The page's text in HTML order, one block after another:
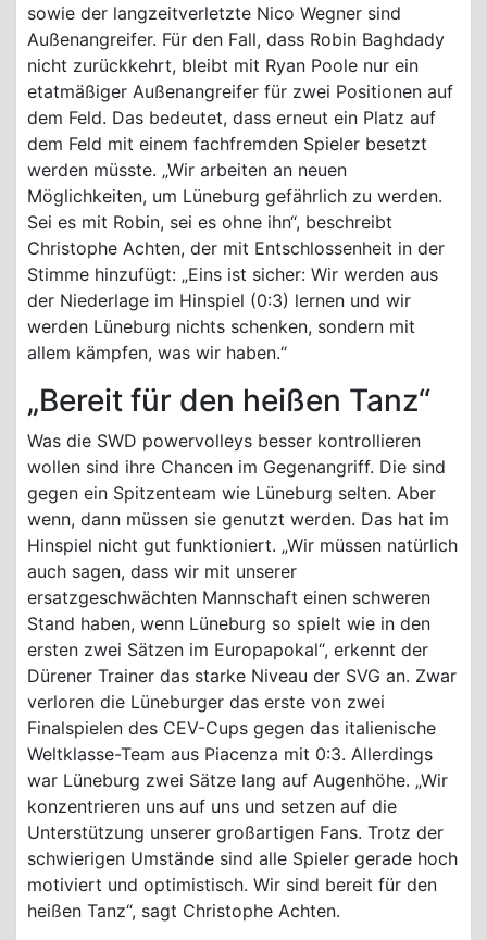
sowie der langzeitverletzte Nico Wegner sind
Außenangreifer. Für den Fall, dass Robin Baghdady
nicht zurückkehrt, bleibt mit Ryan Poole nur ein
etatmäßiger Außenangreifer für zwei Positionen auf
dem Feld. Das bedeutet, dass erneut ein Platz auf
dem Feld mit einem fachfremden Spieler besetzt
werden müsste. „Wir arbeiten an neuen
Möglichkeiten, um Lüneburg gefährlich zu werden.
Sei es mit Robin, sei es ohne ihn“, beschreibt
Christophe Achten, der mit Entschlossenheit in der
Stimme hinzufügt: „Eins ist sicher: Wir werden aus
der Niederlage im Hinspiel (0:3) lernen und wir
werden Lüneburg nichts schenken, sondern mit
allem kämpfen, was wir haben.“
„Bereit für den heißen Tanz“
Was die SWD powervolleys besser kontrollieren
wollen sind ihre Chancen im Gegenangriff. Die sind
gegen ein Spitzenteam wie Lüneburg selten. Aber
wenn, dann müssen sie genutzt werden. Das hat im
Hinspiel nicht gut funktioniert. „Wir müssen natürlich
auch sagen, dass wir mit unserer
ersatzgeschwächten Mannschaft einen schweren
Stand haben, wenn Lüneburg so spielt wie in den
ersten zwei Sätzen im Europapokal“, erkennt der
Dürener Trainer das starke Niveau der SVG an. Zwar
verloren die Lüneburger das erste von zwei
Finalspielen des CEV-Cups gegen das italienische
Weltklasse-Team aus Piacenza mit 0:3. Allerdings
war Lüneburg zwei Sätze lang auf Augenhöhe. „Wir
konzentrieren uns auf uns und setzen auf die
Unterstützung unserer großartigen Fans. Trotz der
schwierigen Umstände sind alle Spieler gerade hoch
motiviert und optimistisch. Wir sind bereit für den
heißen Tanz“, sagt Christophe Achten.